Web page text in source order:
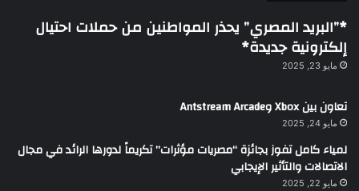
*”البريد المصري” يحذر المواطنين من حملات احتيال
إلكترونية جديدة*
مايو 23, 2025
تعاون بين Xbox وAntstream Arcade
مايو 24, 2025
لمياء كامل تفوز بجائزة “مصريات مؤثرات” تكريماً لدورها الرائد في مجال
الاتصالات والتأثير الإيجابي
مايو 22, 2025